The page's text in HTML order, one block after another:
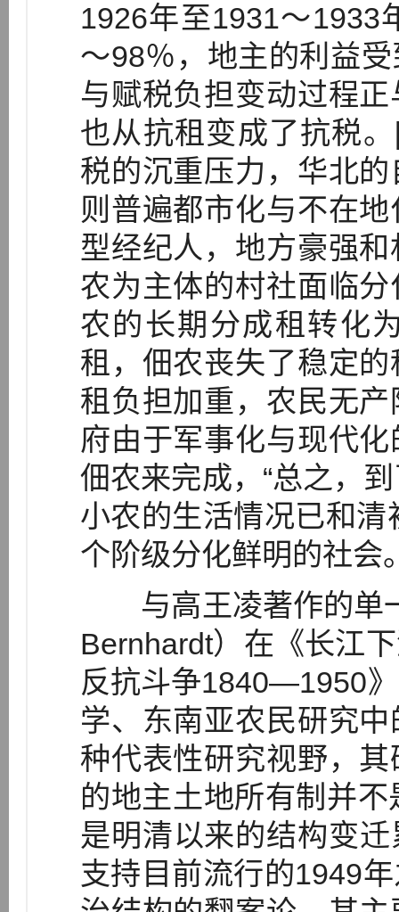
1926年至1931～1933
～98％，地主的利益
与赋税负担变动过程
也从抗租变成了抗税
税的沉重压力，华北
则普遍都市化与不在
型经纪人，地方豪强
农为主体的村社面临
农的长期分成租转化
租，佃农丧失了稳定
租负担加重，农民无
府由于军事化与现代
佃农来完成，“总之，
小农的生活情况已和清
个阶级分化鲜明的社会
与高王凌著作的单
Bernhardt）在《长江
反抗斗争1840—1950
学、东南亚农民研究
种代表性研究视野，
的地主土地所有制并
是明清以来的结构变
支持目前流行的1949